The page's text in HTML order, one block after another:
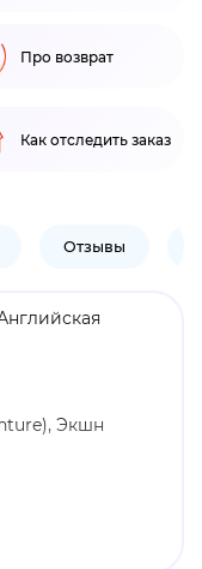
Про возврат
Как отследить заказ
Отзывы
Экшн